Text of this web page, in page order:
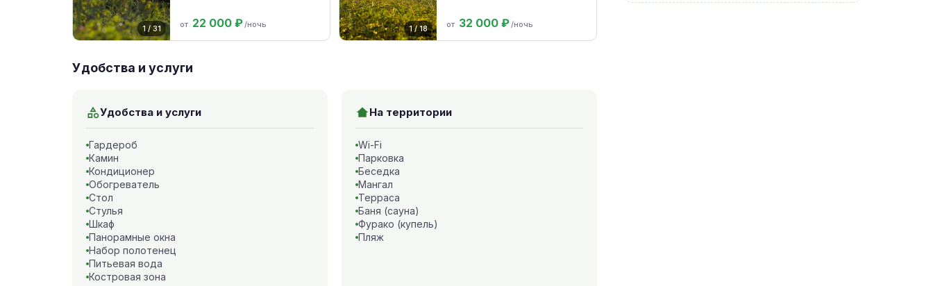
1 / 31 от 22 000 ₽/ночь 1 / 18 от 32 000 ₽/ночь
Удобства и услуги
Удобства и услуги
Гардероб
Камин
Кондиционер
Обогреватель
Стол
Стулья
Шкаф
Панорамные окна
Набор полотенец
Питьевая вода
Костровая зона
На территории
Wi-Fi
Парковка
Беседка
Мангал
Терраса
Баня (сауна)
Фурако (купель)
Пляж